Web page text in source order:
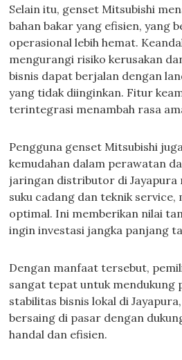
Selain itu, genset Mitsubishi
bahan bakar yang efisien, yang
operasional lebih hemat.
mengurangi risiko kerusakan
bisnis dapat berjalan dengan
yang tidak diinginkan. Fitur
terintegrasi menambah rasa
Pengguna genset Mitsubishi
kemudahan dalam perawatan
jaringan distributor di Jayapura
suku cadang dan teknik
optimal. Ini memberikan nilai
ingin investasi jangka panjang
Dengan manfaat tersebut,
sangat tepat untuk mendukung
stabilitas bisnis lokal di
bersaing di pasar dengan
handal dan efisien.